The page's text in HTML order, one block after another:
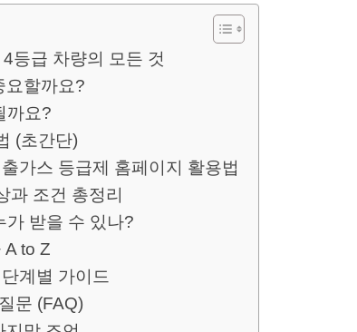
등급 차량의 모든 것
요할까요?
까요?
(초간단)
가스 등급제 홈페이지 활용법
과 조건 총정리
가 받을 수 있나?
A to Z
계별 가이드
문 (FAQ)